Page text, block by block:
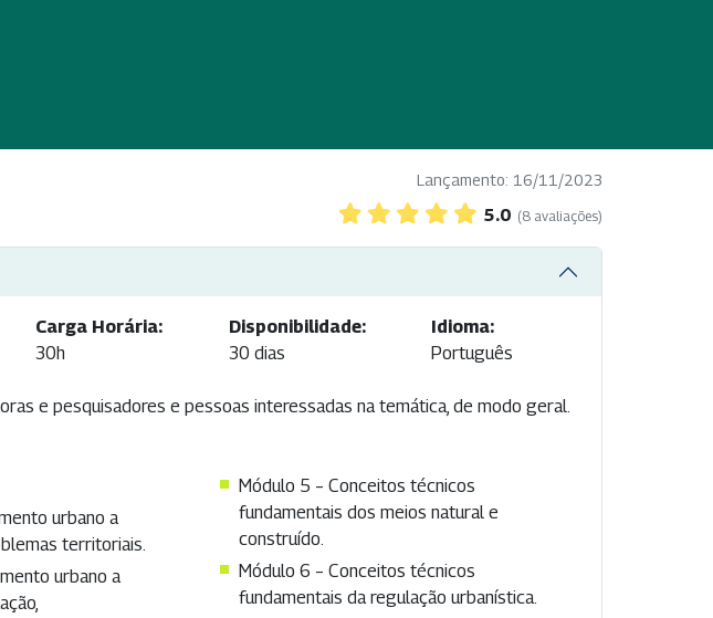
Lançamento: 16/11/2023
5.0 (8 avaliações)
Carga Horária:
30h
Disponibilidade:
30 dias
Idioma:
Português
e pesquisadores e pessoas interessadas na temática, de modo geral.
urbano a
territoriais.
urbano a
Módulo 5 – Conceitos técnicos
fundamentais dos meios natural e
construído.
Módulo 6 – Conceitos técnicos
fundamentais da regulação urbanística.